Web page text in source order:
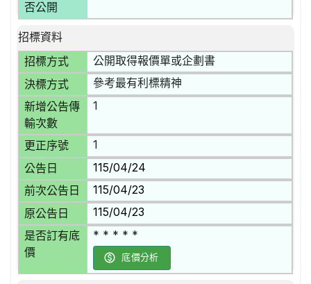
否公開
招標資料
招標方式
公開取得報價單或企劃書
決標方式 參考最有利標精神
新增公告傳
輸次數
1
更正序號 1
公告日 115/04/24
前次公告日 115/04/23
原公告日 115/04/23
是否訂有底
價
* * * * *
底價分析